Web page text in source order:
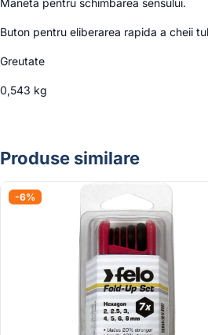
Buton pentru eliberarea rapida a cheii
Greutate
0,543 kg
Produse similare
-6%